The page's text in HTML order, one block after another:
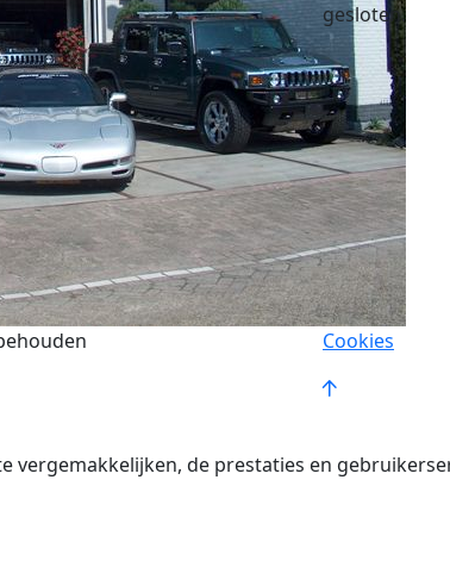
gesloten.
Cookies
vergemakkelijken, de prestaties en